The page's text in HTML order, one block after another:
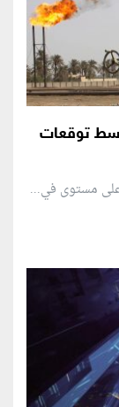
توقعات
مستوى في...